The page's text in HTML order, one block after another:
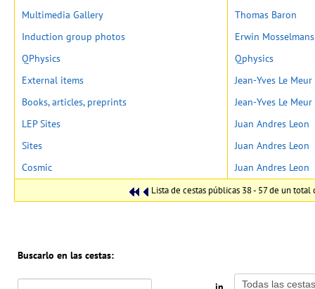
Lista de cestas públicas 38 - 57 de un total
Multimedia Gallery
Thomas Baron
Induction group photos
Erwin Mosselmans
QPhysics
Qphysics
External items
Jean-Yves Le Meur
Books, articles, preprints
Jean-Yves Le Meur
LEP Sites
Juan Andres Leon
Sites
Juan Andres Leon
Cosmic
Juan Andres Leon
Buscarlo en las cestas: